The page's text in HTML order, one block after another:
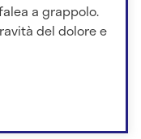
a grappolo.
del dolore e